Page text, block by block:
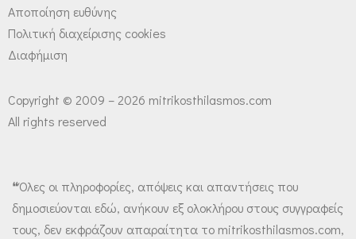
Αποποίηση ευθύνης
Πολιτική διαχείρισης cookies
Διαφήμιση
Copyright © 2009 – 2026 mitrikosthilasmos.com
All rights reserved
❝Όλες οι πληροφορίες, απόψεις και απαντήσεις που
δημοσιεύονται εδώ, ανήκουν εξ ολοκλήρου στους συγγραφείς
τους, δεν εκφράζουν απαραίτητα το mitrikosthilasmos.com,